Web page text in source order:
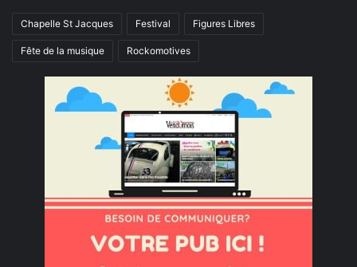
Chapelle St Jacques Festival Figures Libres
Fête de la musique Rockomotives